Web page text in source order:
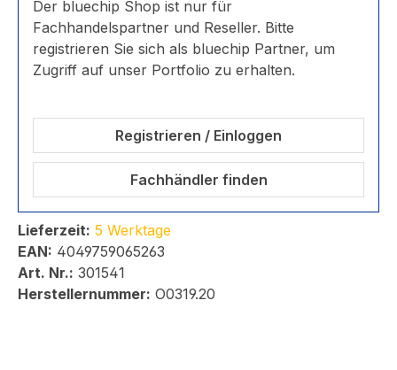
Der bluechip Shop ist nur für
Fachhandelspartner und Reseller. Bitte
registrieren Sie sich als bluechip Partner, um
Zugriff auf unser Portfolio zu erhalten.
Registrieren / Einloggen
Fachhändler finden
Lieferzeit: 5 Werktage
EAN: 4049759065263
Art. Nr.: 301541
Herstellernummer: O0319.20